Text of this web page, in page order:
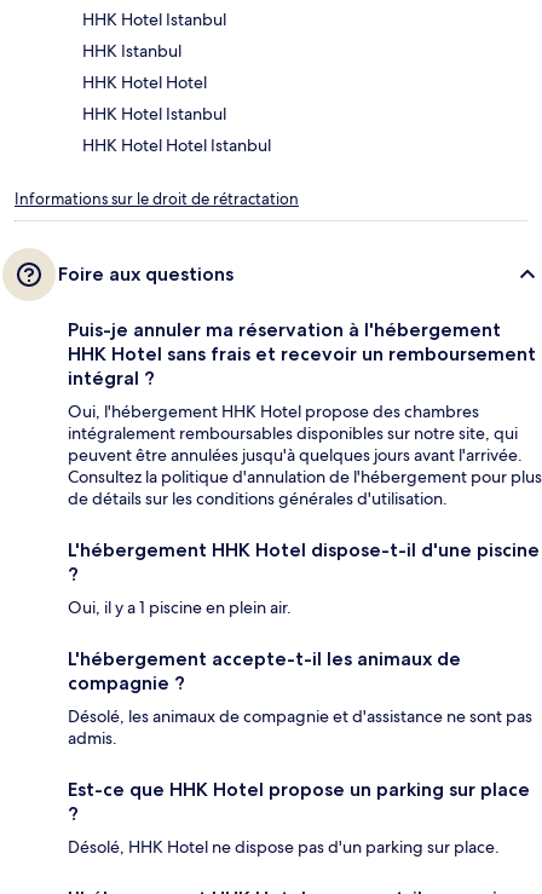
HHK Hotel Istanbul
HHK Istanbul
HHK Hotel Hotel
HHK Hotel Istanbul
HHK Hotel Hotel Istanbul
Informations sur le droit de rétractation
Foire aux questions
Puis-je annuler ma réservation à l'hébergement
HHK Hotel sans frais et recevoir un remboursement
intégral ?
Oui, l'hébergement HHK Hotel propose des chambres
intégralement remboursables disponibles sur notre site, qui
peuvent être annulées jusqu'à quelques jours avant l'arrivée.
Consultez la politique d'annulation de l'hébergement pour plus
de détails sur les conditions générales d'utilisation.
L'hébergement HHK Hotel dispose-t-il d'une piscine
?
Oui, il y a 1 piscine en plein air.
L'hébergement accepte-t-il les animaux de
compagnie ?
Désolé, les animaux de compagnie et d'assistance ne sont pas
admis.
Est-ce que HHK Hotel propose un parking sur place
?
Désolé, HHK Hotel ne dispose pas d'un parking sur place.